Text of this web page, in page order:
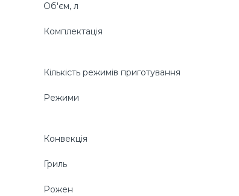
Об'єм, л
Комплектація
Кількість режимів приготування
Режими
Конвекція
Гриль
Рожен